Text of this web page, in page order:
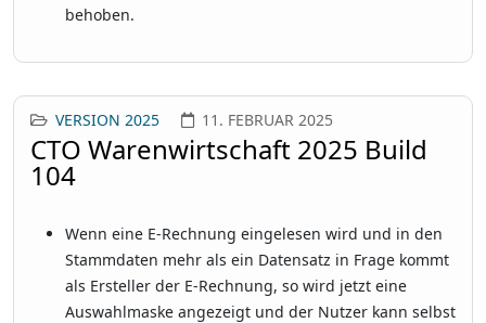
behoben.
VERSION 2025 11. FEBRUAR 2025
CTO Warenwirtschaft 2025 Build
104
Wenn eine E-Rechnung eingelesen wird und in den
Stammdaten mehr als ein Datensatz in Frage kommt
als Ersteller der E-Rechnung, so wird jetzt eine
Auswahlmaske angezeigt und der Nutzer kann selbst